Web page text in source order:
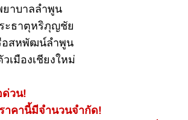
ยาบาลลำพูน
ะธาตุหริภุญชัย
อสหพัฒน์ลำพูน
เมืองเชียงใหม่
ด่วน!
าคานี้มีจำนวนจำกัด!